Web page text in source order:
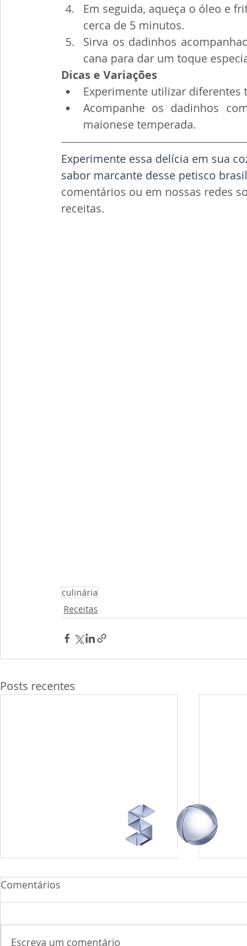
Em seguida, aqueça o óleo e
cerca de 5 minutos.
Sirva os dadinhos
cana para dar um toque
Dicas e Variações
Experimente utilizar
Acompanhe os dadinhos
maionese temperada.
Experimente essa delícia em sua
sabor marcante desse petisco
comentários ou em nossas redes
receitas.
culinária
Receitas
Posts recentes
Comentários
Escreva um comentário